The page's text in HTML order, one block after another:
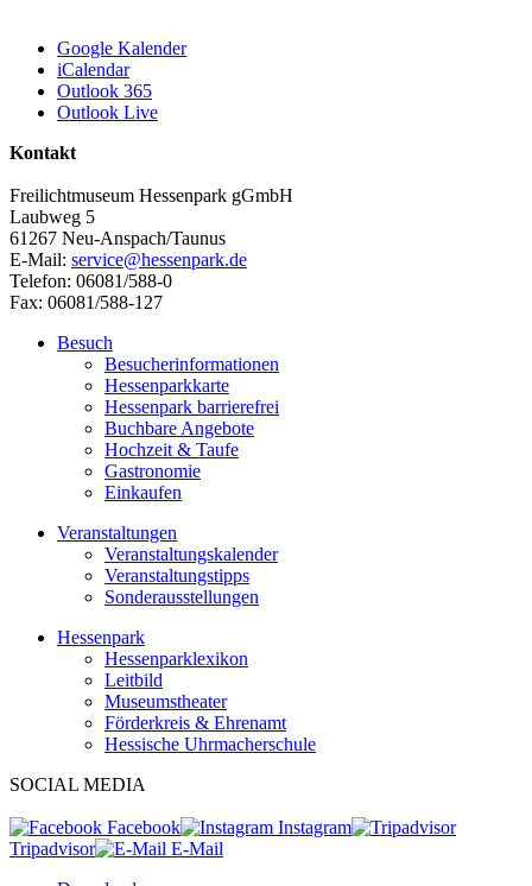
Google Kalender
iCalendar
Outlook 365
Outlook Live
Kontakt
Freilichtmuseum Hessenpark gGmbH
Laubweg 5
61267 Neu-Anspach/Taunus
E-Mail: service@hessenpark.de
Telefon: 06081/588-0
Fax: 06081/588-127
Besuch
Besucherinformationen
Hessenparkkarte
Hessenpark barrierefrei
Buchbare Angebote
Hochzeit & Taufe
Gastronomie
Einkaufen
Veranstaltungen
Veranstaltungskalender
Veranstaltungstipps
Sonderausstellungen
Hessenpark
Hessenparklexikon
Leitbild
Museumstheater
Förderkreis & Ehrenamt
Hessische Uhrmacherschule
SOCIAL MEDIA
Facebook
Instagram
Tripadvisor
E-Mail